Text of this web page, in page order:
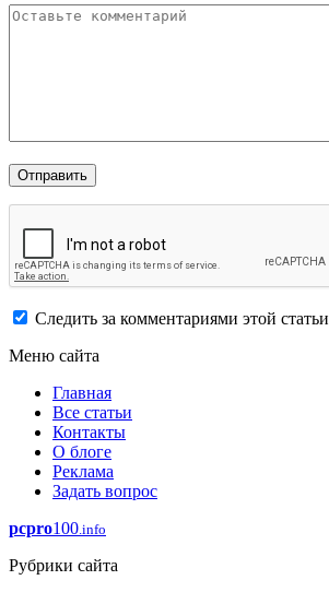
Следить за комментариями этой статьи
Меню сайта
Главная
Все статьи
Контакты
О блоге
Реклама
Задать вопрос
pcpro100.info
Рубрики сайта